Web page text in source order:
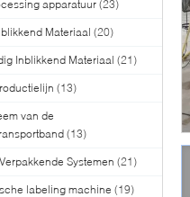
apparatuur (23)
Materiaal (20)
Inblikkend Materiaal (21)
(13)
van de
(13)
Systemen (21)
labeling machine (19)